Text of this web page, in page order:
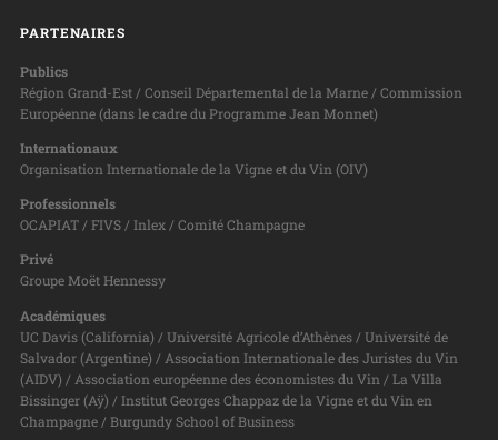
PARTENAIRES
Publics
Région Grand-Est / Conseil Départemental de la Marne / Commission
Européenne (dans le cadre du Programme Jean Monnet)
Internationaux
Organisation Internationale de la Vigne et du Vin (OIV)
Professionnels
OCAPIAT / FIVS / Inlex / Comité Champagne
Privé
Groupe Moët Hennessy
Académiques
UC Davis (California) / Université Agricole d’Athènes / Université de
Salvador (Argentine) / Association Internationale des Juristes du Vin
(AIDV) / Association européenne des économistes du Vin / La Villa
Bissinger (Aÿ) / Institut Georges Chappaz de la Vigne et du Vin en
Champagne / Burgundy School of Business